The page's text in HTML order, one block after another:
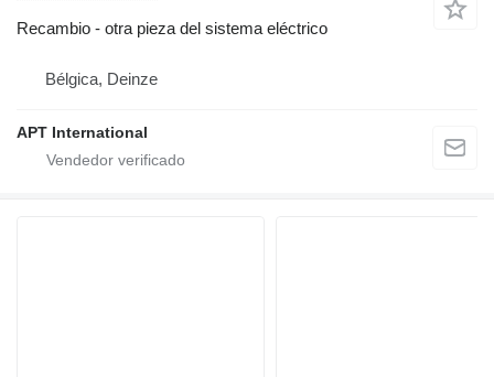
Recambio - otra pieza del sistema eléctrico
Bélgica, Deinze
APT International